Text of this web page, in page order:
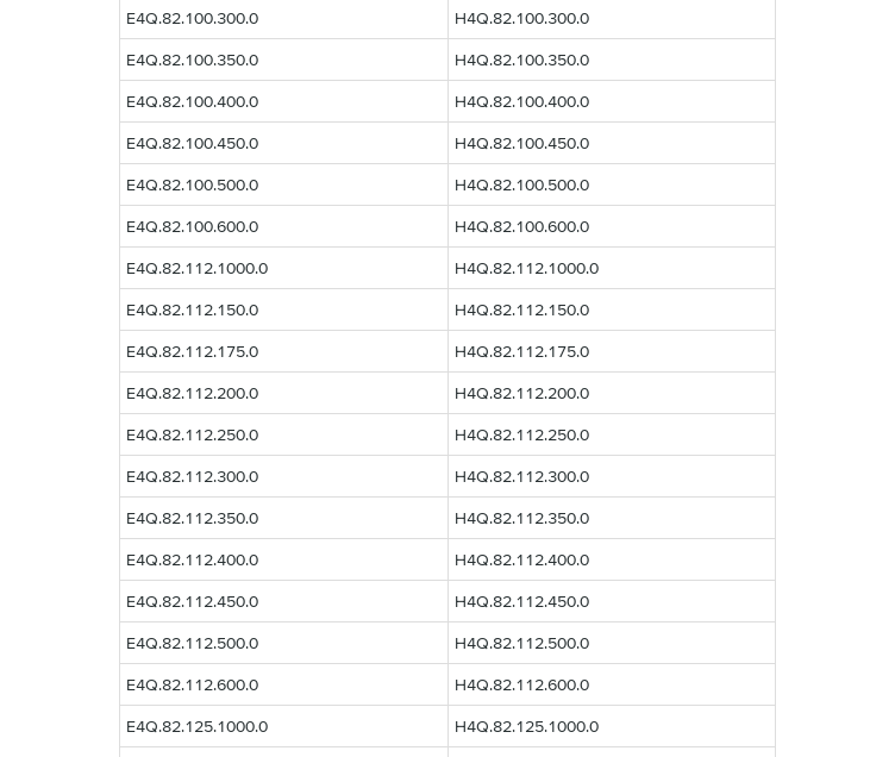
E4Q.82.100.300.0 H4Q.82.100.300.0
E4Q.82.100.350.0 H4Q.82.100.350.0
E4Q.82.100.400.0 H4Q.82.100.400.0
E4Q.82.100.450.0 H4Q.82.100.450.0
E4Q.82.100.500.0 H4Q.82.100.500.0
E4Q.82.100.600.0 H4Q.82.100.600.0
E4Q.82.112.1000.0 H4Q.82.112.1000.0
E4Q.82.112.150.0 H4Q.82.112.150.0
E4Q.82.112.175.0 H4Q.82.112.175.0
E4Q.82.112.200.0 H4Q.82.112.200.0
E4Q.82.112.250.0 H4Q.82.112.250.0
E4Q.82.112.300.0 H4Q.82.112.300.0
E4Q.82.112.350.0 H4Q.82.112.350.0
E4Q.82.112.400.0 H4Q.82.112.400.0
E4Q.82.112.450.0 H4Q.82.112.450.0
E4Q.82.112.500.0 H4Q.82.112.500.0
E4Q.82.112.600.0 H4Q.82.112.600.0
E4Q.82.125.1000.0 H4Q.82.125.1000.0